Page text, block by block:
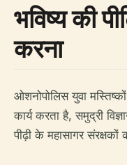
भविष्य की
करना
ओशनोपोलिस युवा
कार्य करता है, समुद्री
पीढ़ी के महासागर संरक्षकों